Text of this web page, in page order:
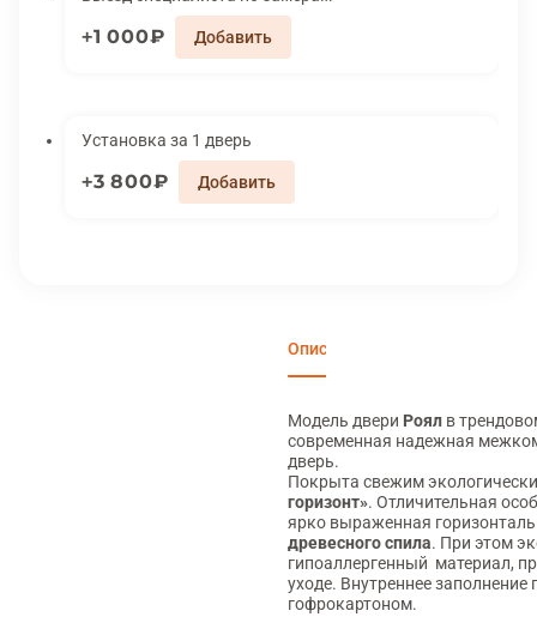
1 000₽
Установка за 1 дверь
3 800₽
Описание
Модель двери Роял в
современная надежная
дверь.
Покрыта свежим
горизонт». Отличительная
ярко выраженная
древесного спила. При этом
гипоаллергенный материал,
уходе. Внутреннее
гофрокартоном.